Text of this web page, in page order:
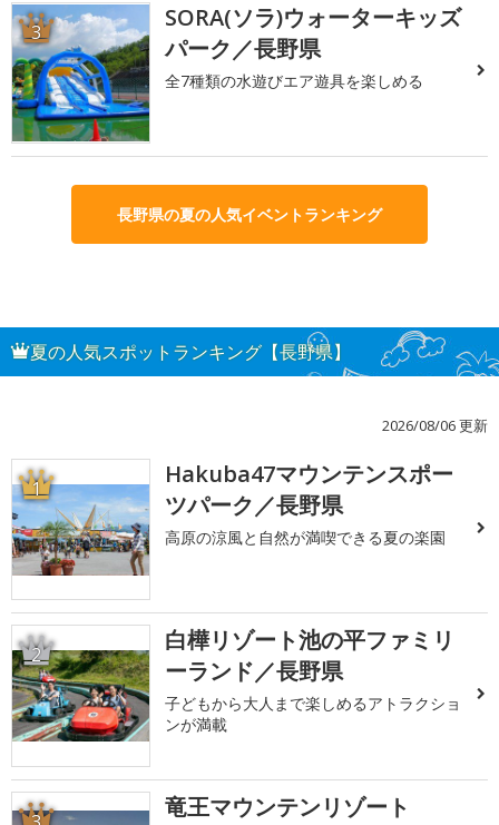
3
SORA(ソラ)ウォーターキッズ
パーク／長野県
全7種類の水遊びエア遊具を楽しめる
長野県の夏の人気イベントランキング
夏の人気スポットランキング【長野県】
2026/08/06 更新
1
Hakuba47マウンテンスポー
ツパーク／長野県
高原の涼風と自然が満喫できる夏の楽園
2
白樺リゾート池の平ファミリ
ーランド／長野県
子どもから大人まで楽しめるアトラクショ
ンが満載
竜王マウンテンリゾート